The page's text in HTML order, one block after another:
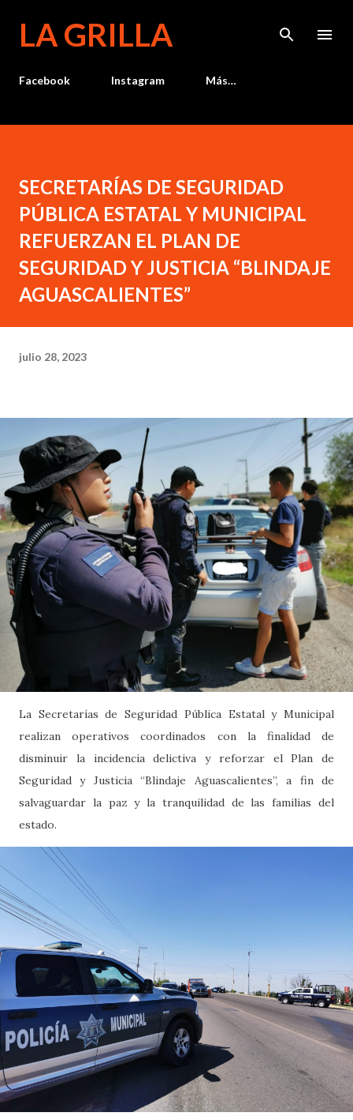
LA GRILLA
Facebook Instagram Más…
SECRETARÍAS DE SEGURIDAD
PÚBLICA ESTATAL Y MUNICIPAL
REFUERZAN EL PLAN DE
SEGURIDAD Y JUSTICIA “BLINDAJE
AGUASCALIENTES”
julio 28, 2023
La Secretarías de Seguridad Pública Estatal y Municipal
realizan operativos coordinados con la finalidad de
disminuir la incidencia delictiva y reforzar el Plan de
Seguridad y Justicia “Blindaje Aguascalientes”, a fin de
salvaguardar la paz y la tranquilidad de las familias del
estado.